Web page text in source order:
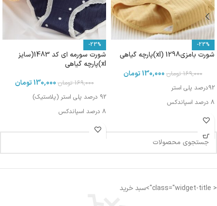
-23%
شورت بامزی1298 (xl)پارچه گیاهی
169,000 تومان130,000تومان
92درصد پلی استر
8 درصد اسپاندکس
-23%
شورت سورمه ای کد 1483(سایز
xl)پارچه گیاهی
169,000 تومان130,000تومان
92 درصد پلی استر (پلاستیک)
8 درصد اسپاندکس
< class="widget-title">سبد خرید